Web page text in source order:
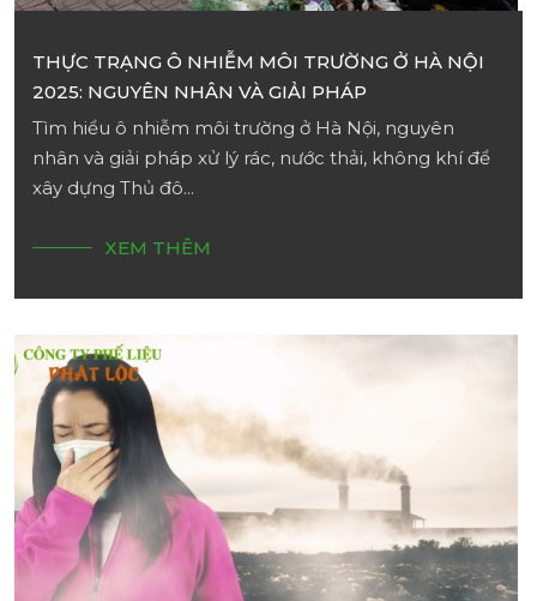
THỰC TRẠNG Ô NHIỄM MÔI TRƯỜNG Ở HÀ NỘI
2025: NGUYÊN NHÂN VÀ GIẢI PHÁP
Tìm hiểu ô nhiễm môi trường ở Hà Nội, nguyên
nhân và giải pháp xử lý rác, nước thải, không khí để
xây dựng Thủ đô...
XEM THÊM